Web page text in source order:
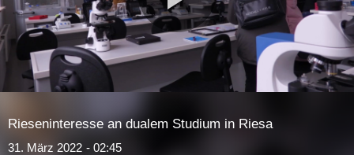
Video
Rieseninteresse an dualem Studium in Riesa
31. März 2022 - 02:45